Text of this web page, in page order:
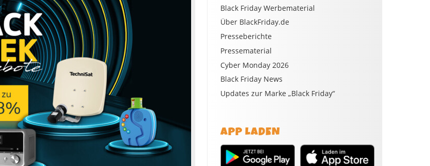
Black Friday Werbematerial
Über BlackFriday.de
Presseberichte
Pressematerial
Cyber Monday 2026
Black Friday News
Updates zur Marke „Black Friday“
APP LADEN